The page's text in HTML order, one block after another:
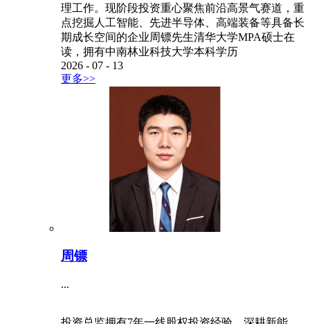
理工作。现阶段投资重心聚焦前沿高景气赛道，重
点挖掘人工智能、先进半导体、高端装备等具备长
期成长空间的企业周镖先生清华大学MPA硕士在
读，拥有中南林业科技大学本科学历
2026 - 07 - 13
更多>>
周镖
...